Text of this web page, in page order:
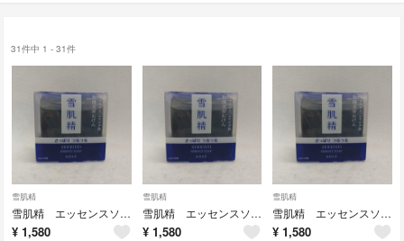
31件中 1 - 31件
雪肌精
雪肌精 エッセンスソープ 120g
¥ 1,580
雪肌精
雪肌精 エッセンスソープ 120g
¥ 1,580
雪肌精
雪肌精 エッセンスソープ 120g
¥ 1,580